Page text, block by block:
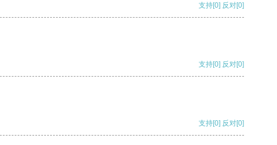
支持[0] 反对[0]
支持[0] 反对[0]
支持[0] 反对[0]